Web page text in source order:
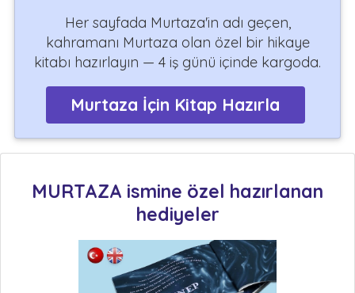
Her sayfada Murtaza'in adı geçen,
kahramanı Murtaza olan özel bir hikaye
kitabı hazırlayın — 4 iş günü içinde kargoda.
Murtaza İçin Kitap Hazırla
MURTAZA ismine özel hazırlanan
hediyeler